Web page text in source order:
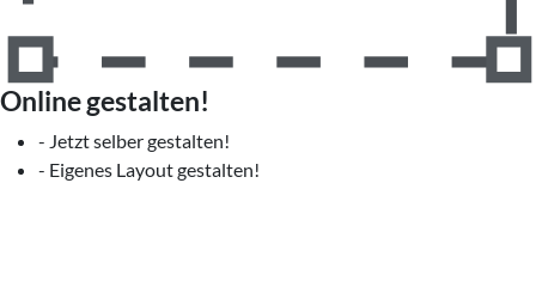
Online gestalten!
- Jetzt selber gestalten!
- Eigenes Layout gestalten!